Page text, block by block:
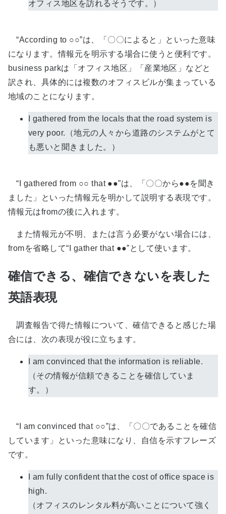
オフィス地区を訪れるそうです。）
“According to ○○”は、「〇〇によると」といった意味
になります。情報元を明示する場合に使うと便利です。
business parkは「オフィス地区」「産業地区」などと
訳され、具体的には複数のオフィスビルが集まっている
地域のことになります。
I gathered from the locals that the road system is
very poor.（地元の人々から道路のシステムがとて
も悪いと聞きました。）
“I gathered from ○○ that ●●”は、「〇〇から●●を聞き
ました」といった情報元を明かして説明する表現です。
情報元はfromの後に入れます。
また情報元が不明、または言う必要がない場合には、
fromを省略して“I gather that ●●”として使います。
確信できる、確信できないを表した
英語表現
調査報告で得た情報について、確信できると感じた場
合には、次の表現が役に立ちます。
I am convinced that the information is reliable.
（その情報が信頼できることを確信していま
す。）
“I am convinced that ○○”は、「〇〇であることを確信
しています」といった意味になり、自信を示すフレーズ
です。
I am fully confident that the cost of office space is
high.
（オフィスのレンタル料が高いことについて強く